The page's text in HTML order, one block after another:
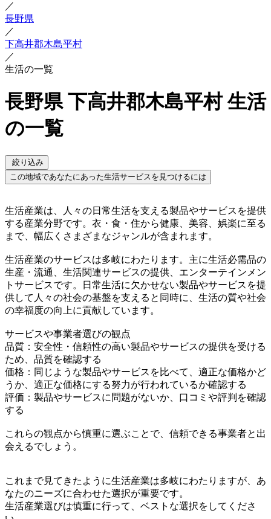
／
長野県
／
下高井郡木島平村
／
生活の一覧
長野県 下高井郡木島平村 生活
の一覧
絞り込み
この地域であなたにあった生活サービスを見つけるには
生活産業は、人々の日常生活を支える製品やサービスを提供
する産業分野です。衣・食・住から健康、美容、娯楽に至る
まで、幅広くさまざまなジャンルが含まれます。
生活産業のサービスは多岐にわたります。主に生活必需品の
生産・流通、生活関連サービスの提供、エンターテインメン
トサービスです。日常生活に欠かせない製品やサービスを提
供して人々の社会の基盤を支えると同時に、生活の質や社会
の幸福度の向上に貢献しています。
サービスや事業者選びの観点
品質：安全性・信頼性の高い製品やサービスの提供を受ける
ため、品質を確認する
価格：同じような製品やサービスを比べて、適正な価格かど
うか、適正な価格にする努力が行われているか確認する
評価：製品やサービスに問題がないか、口コミや評判を確認
する
これらの観点から慎重に選ぶことで、信頼できる事業者と出
会えるでしょう。
これまで見てきたように生活産業は多岐にわたりますが、あ
なたのニーズに合わせた選択が重要です。
生活産業選びは慎重に行って、ベストな選択をしてくださ